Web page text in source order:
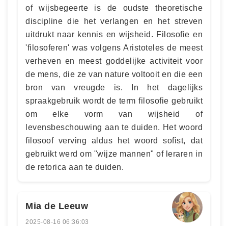
of wijsbegeerte is de oudste theoretische
discipline die het verlangen en het streven
uitdrukt naar kennis en wijsheid. Filosofie en
'filosoferen' was volgens Aristoteles de meest
verheven en meest goddelijke activiteit voor
de mens, die ze van nature voltooit en die een
bron van vreugde is. In het dagelijks
spraakgebruik wordt de term filosofie gebruikt
om elke vorm van wijsheid of
levensbeschouwing aan te duiden. Het woord
filosoof verving aldus het woord sofist, dat
gebruikt werd om "wijze mannen" of leraren in
de retorica aan te duiden.
Mia de Leeuw
2025-08-16 06:36:03